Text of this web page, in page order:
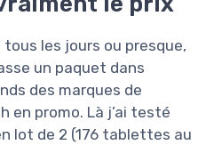
les jours ou presque,
un paquet dans
des marques de
en promo. Là j’ai testé
lot de 2 (176 tablettes au